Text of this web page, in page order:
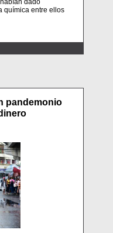
dado
química entre ellos
pandemonio